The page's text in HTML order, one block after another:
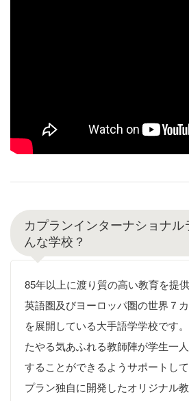
カプランインターナショナ
んな学校？
85年以上に渡り質の高い教育を提
英語圏及びヨーロッパ圏の世界７
を展開している大手語学学校です
たやる気あふれる教師陣が学生一
することができるようサポートし
プラン独自に開発したオリジナル